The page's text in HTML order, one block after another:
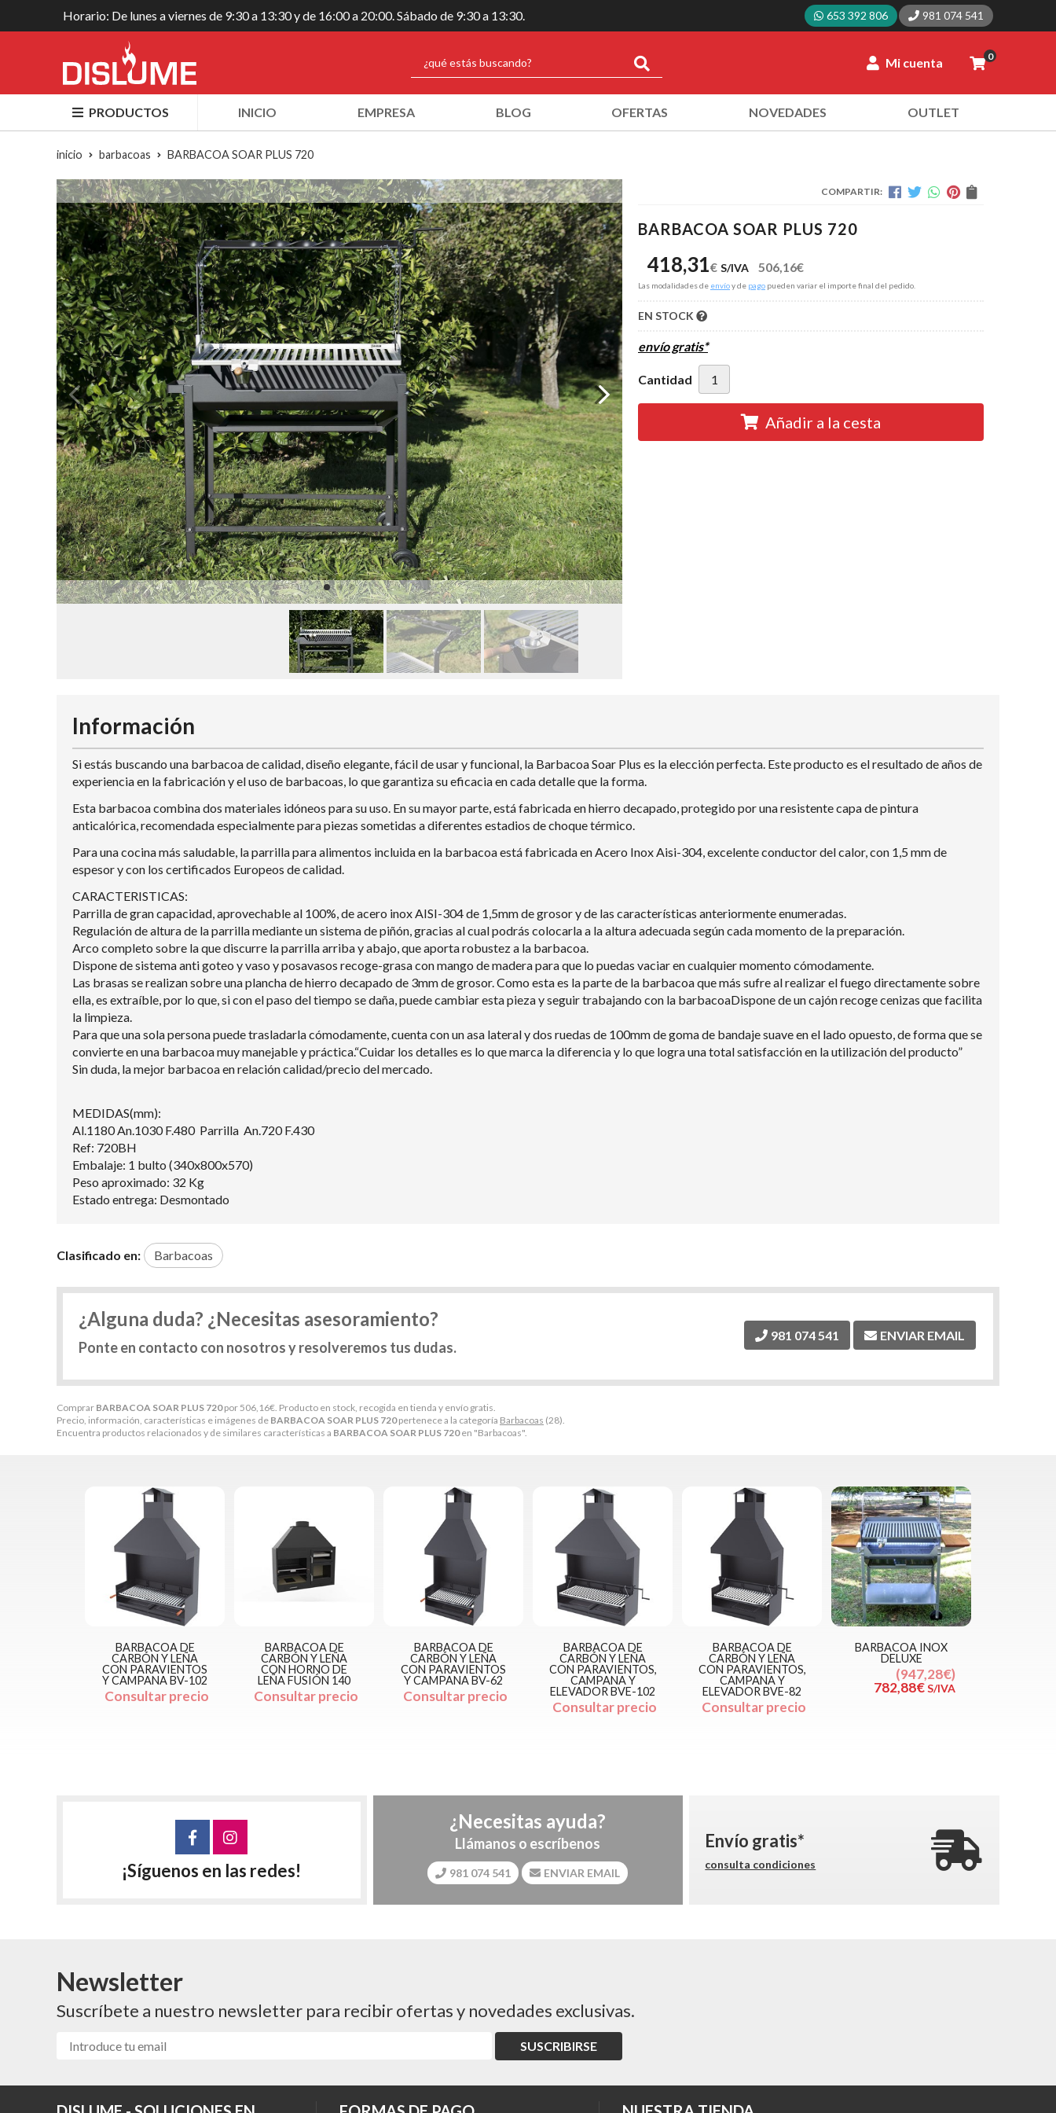
Horario: De lunes a viernes de 9:30 a 13:30 y de 16:00 a 20:00. Sábado de 9:30 a 13:30. 653 392 806 981 074 541
Mi cuenta 0
PRODUCTOS INICIO EMPRESA BLOG OFERTAS NOVEDADES OUTLET
inicio barbacoas BARBACOA SOAR PLUS 720
COMPARTIR:
BARBACOA SOAR PLUS 720
506,16€
418,31€ S/IVA
Las modalidades de envíoy de pago pueden variar el importe final del pedido.
EN STOCK
envío gratis*
Cantidad
Añadir a la cesta
Comprar BARBACOA SOAR PLUS 720por 506,16€. Producto en stock, recogida en tienda y envío gratis.
Precio, información, características e imágenes de BARBACOA SOAR PLUS 720pertenece a la categoría Barbacoas (28).
Encuentra productos relacionados y de similares características a BARBACOA SOAR PLUS 720en "Barbacoas".
Información
Si estás buscando una barbacoa de calidad, diseño elegante, fácil de usar y funcional, la Barbacoa Soar Plus es la elección perfecta. Este producto es el resultado de años de
experiencia en la fabricación y el uso de barbacoas, lo que garantiza su eficacia en cada detalle que la forma.
Esta barbacoa combina dos materiales idóneos para su uso. En su mayor parte, está fabricada en hierro decapado, protegido por una resistente capa de pintura
anticalórica, recomendada especialmente para piezas sometidas a diferentes estadios de choque térmico.
Para una cocina más saludable, la parrilla para alimentos incluida en la barbacoa está fabricada en Acero Inox Aisi-304, excelente conductor del calor, con 1,5 mm de
espesor y con los certificados Europeos de calidad.
CARACTERISTICAS:
Parrilla de gran capacidad, aprovechable al 100%, de acero inox AISI-304 de 1,5mm de grosor y de las características anteriormente enumeradas.
Regulación de altura de la parrilla mediante un sistema de piñón, gracias al cual podrás colocarla a la altura adecuada según cada momento de la preparación.
Arco completo sobre la que discurre la parrilla arriba y abajo, que aporta robustez a la barbacoa.
Dispone de sistema anti goteo y vaso y posavasos recoge-grasa con mango de madera para que lo puedas vaciar en cualquier momento cómodamente.
Las brasas se realizan sobre una plancha de hierro decapado de 3mm de grosor. Como esta es la parte de la barbacoa que más sufre al realizar el fuego directamente sobre
ella, es extraíble, por lo que, si con el paso del tiempo se daña, puede cambiar esta pieza y seguir trabajando con la barbacoaDispone de un cajón recoge cenizas que facilita
la limpieza.
Para que una sola persona puede trasladarla cómodamente, cuenta con un asa lateral y dos ruedas de 100mm de goma de bandaje suave en el lado opuesto, de forma que se
convierte en una barbacoa muy manejable y práctica.“Cuidar los detalles es lo que marca la diferencia y lo que logra una total satisfacción en la utilización del producto”
Sin duda, la mejor barbacoa en relación calidad/precio del mercado.
MEDIDAS(mm):
Al.1180 An.1030 F.480 Parrilla An.720 F.430
Ref: 720BH
Embalaje: 1 bulto (340x800x570)
Peso aproximado: 32 Kg
Estado entrega: Desmontado
Clasificado en: Barbacoas
¿Alguna duda? ¿Necesitas asesoramiento?
Ponte en contacto con nosotros y resolveremos tus dudas.
981 074 541 ENVIAR EMAIL
BARBACOA DE
CARBÓN Y LEÑA
CON PARAVIENTOS
Y CAMPANA BV-102
Consultar precio
BARBACOA DE
CARBÓN Y LEÑA
CON HORNO DE
LEÑA FUSIÓN 140
Consultar precio
BARBACOA DE
CARBÓN Y LEÑA
CON PARAVIENTOS
Y CAMPANA BV-62
Consultar precio
BARBACOA DE
CARBÓN Y LEÑA
CON PARAVIENTOS,
CAMPANA Y
ELEVADOR BVE-102
Consultar precio
BARBACOA DE
CARBÓN Y LEÑA
CON PARAVIENTOS,
CAMPANA Y
ELEVADOR BVE-82
Consultar precio
BARBACOA INOX
DELUXE
947,28€
782,88€S/IVA
¡Síguenos en las redes!
¿Necesitas ayuda?
Llámanos o escríbenos
981 074 541 ENVIAR EMAIL
Envío gratis*
consulta condiciones
Newsletter
Suscríbete a nuestro newsletter para recibir ofertas y novedades exclusivas.
SUSCRIBIRSE